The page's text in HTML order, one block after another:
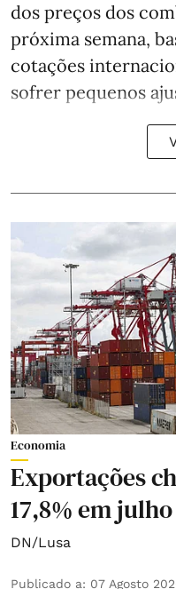
dos preços dos
próxima semana,
cotações
sofrer pequenos
Economia
Exportações
17,8% em julho
DN/Lusa
Publicado a: 07 Agosto